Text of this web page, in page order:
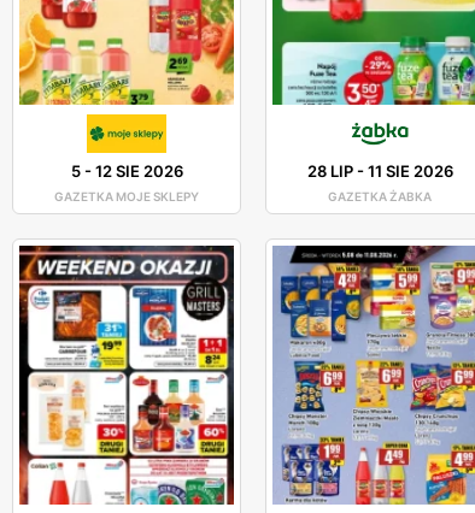
5-12 SIE 2026
GAZETKA MOJE SKLEPY
28 LIP-11 SIE 2026
GAZETKA ŻABKA